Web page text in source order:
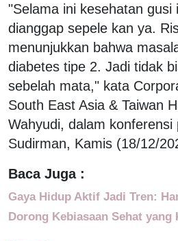
"Selama ini kesehatan gusi
dianggap sepele kan ya.
menunjukkan bahwa
diabetes tipe 2. Jadi tidak
sebelah mata," kata
South East Asia & Taiwan
Wahyudi, dalam konferensi
Sudirman, Kamis (18/12/
Baca Juga :
Gaya Hidup Aktif Jadi Tren:
Dorong Kebiasaan Sehat yang